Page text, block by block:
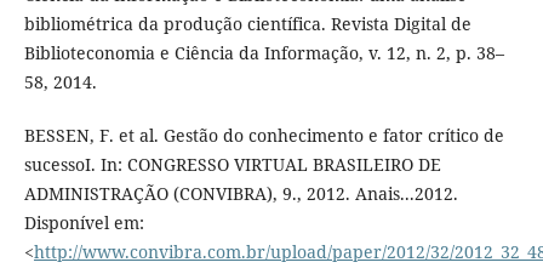
bibliométrica da produção científica. Revista Digital de
Biblioteconomia e Ciência da Informação, v. 12, n. 2, p. 38–
58, 2014.
BESSEN, F. et al. Gestão do conhecimento e fator crítico de
sucessoI. In: CONGRESSO VIRTUAL BRASILEIRO DE
ADMINISTRAÇÃO (CONVIBRA), 9., 2012. Anais...2012.
Disponível em:
<http://www.convibra.com.br/upload/paper/2012/32/